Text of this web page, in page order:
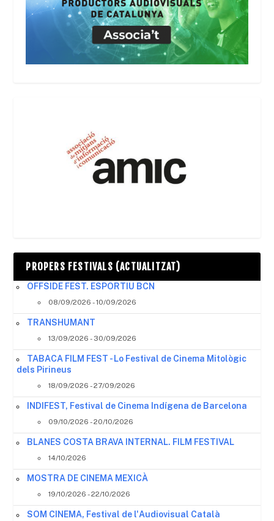
PROPERS FESTIVALS (ACTUALITZAT)
OFFSIDE FEST. ESPORTIU BCN
08/09/2026 - 10/09/2026
TRANSHUMANT
13/09/2026 - 30/09/2026
TABACA FILM FEST - Lo Festival de Cinema Mitològic
dels Pirineus
18/09/2026 - 27/09/2026
INDIFEST, Festival de Cinema Indígena de Barcelona
09/10/2026 - 20/10/2026
BLANES COSTA BRAVA INTERNAL. FILM FESTIVAL
14/10/2026
MOSTRA DE CINEMA MEXICÀ
19/10/2026 - 22/10/2026
SOM CINEMA, Festival de l'Audiovisual Català